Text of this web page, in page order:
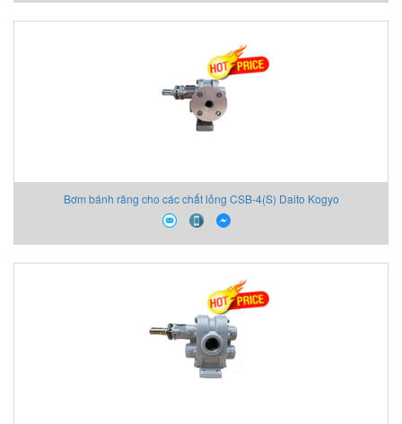
Bơm bánh răng cho các chất lỏng CSB-4(S) Daito Kogyo